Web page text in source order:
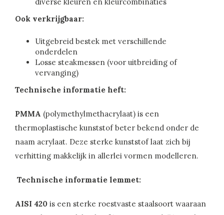
Ook verkrijgbaar:
Uitgebreid bestek met verschillende
onderdelen
Losse steakmessen (voor uitbreiding of
vervanging)
Technische informatie heft:
PMMA (polymethylmethacrylaat) is een
thermoplastische kunststof beter bekend onder de
naam acrylaat. Deze sterke kunststof laat zich bij
verhitting makkelijk in allerlei vormen modelleren.
Technische informatie lemmet:
AISI 420 is een sterke roestvaste staalsoort waaraan